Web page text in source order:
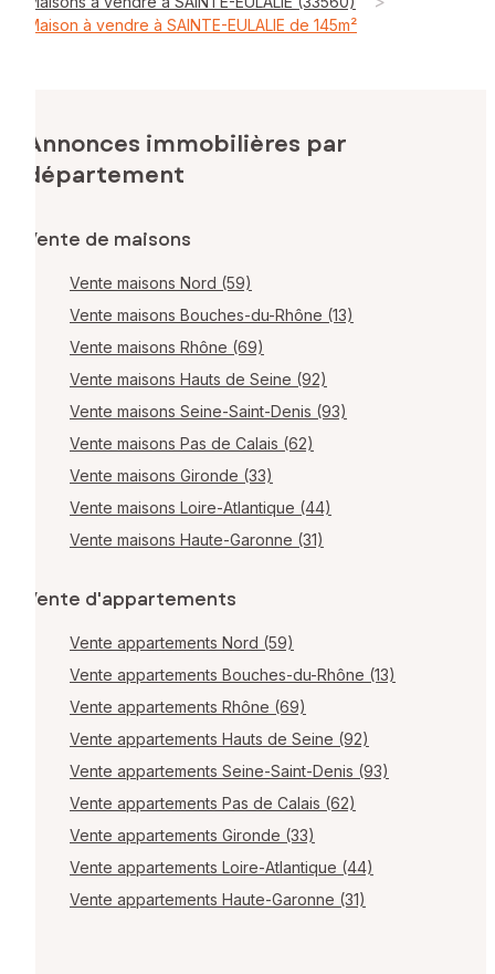
Maison à vendre à SAINTE-EULALIE de 145m²
Annonces immobilières par
département
Vente de maisons
Vente maisons Nord (59)
Vente maisons Bouches-du-Rhône (13)
Vente maisons Rhône (69)
Vente maisons Hauts de Seine (92)
Vente maisons Seine-Saint-Denis (93)
Vente maisons Pas de Calais (62)
Vente maisons Gironde (33)
Vente maisons Loire-Atlantique (44)
Vente maisons Haute-Garonne (31)
Vente d'appartements
Vente appartements Nord (59)
Vente appartements Bouches-du-Rhône (13)
Vente appartements Rhône (69)
Vente appartements Hauts de Seine (92)
Vente appartements Seine-Saint-Denis (93)
Vente appartements Pas de Calais (62)
Vente appartements Gironde (33)
Vente appartements Loire-Atlantique (44)
Vente appartements Haute-Garonne (31)